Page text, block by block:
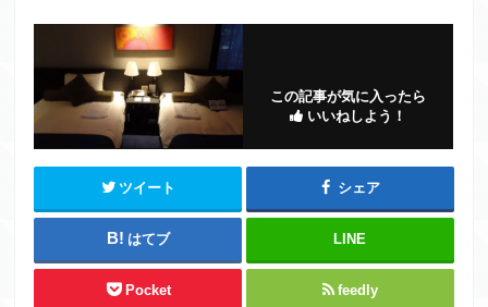
この記事が気に入ったら
いいねしよう！
ツイート シェア
はてブ LINE
Pocket feedly